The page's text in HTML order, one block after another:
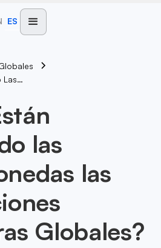
ES
¿Cómo Están Moldeando Las Criptomonedas Las Transacciones Financieras Globales?
las
las
Globales?